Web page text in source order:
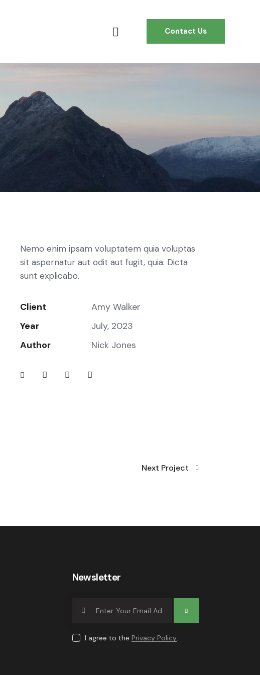
Contact Us
Nemo enim ipsam voluptatem quia voluptas
sit aspernatur aut odit aut fugit, quia. Dicta
sunt explicabo.
Client
Amy Walker
Year
July, 2023
Author
Nick Jones
Next Project
Newsletter
Subscrib
I agree to the Privacy Policy.